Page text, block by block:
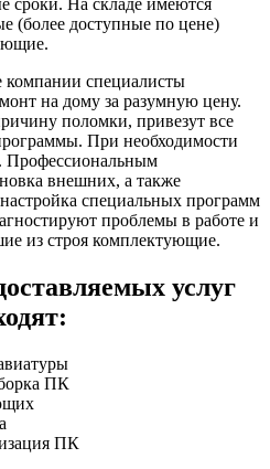
(более доступные по цене)
компании специалисты
на дому за разумную цену.
поломки, привезут все
При необходимости
Профессиональным
внешних, а также
специальных программ
проблемы в работе и
из строя комплектующие.
услуг
ПК
ПК